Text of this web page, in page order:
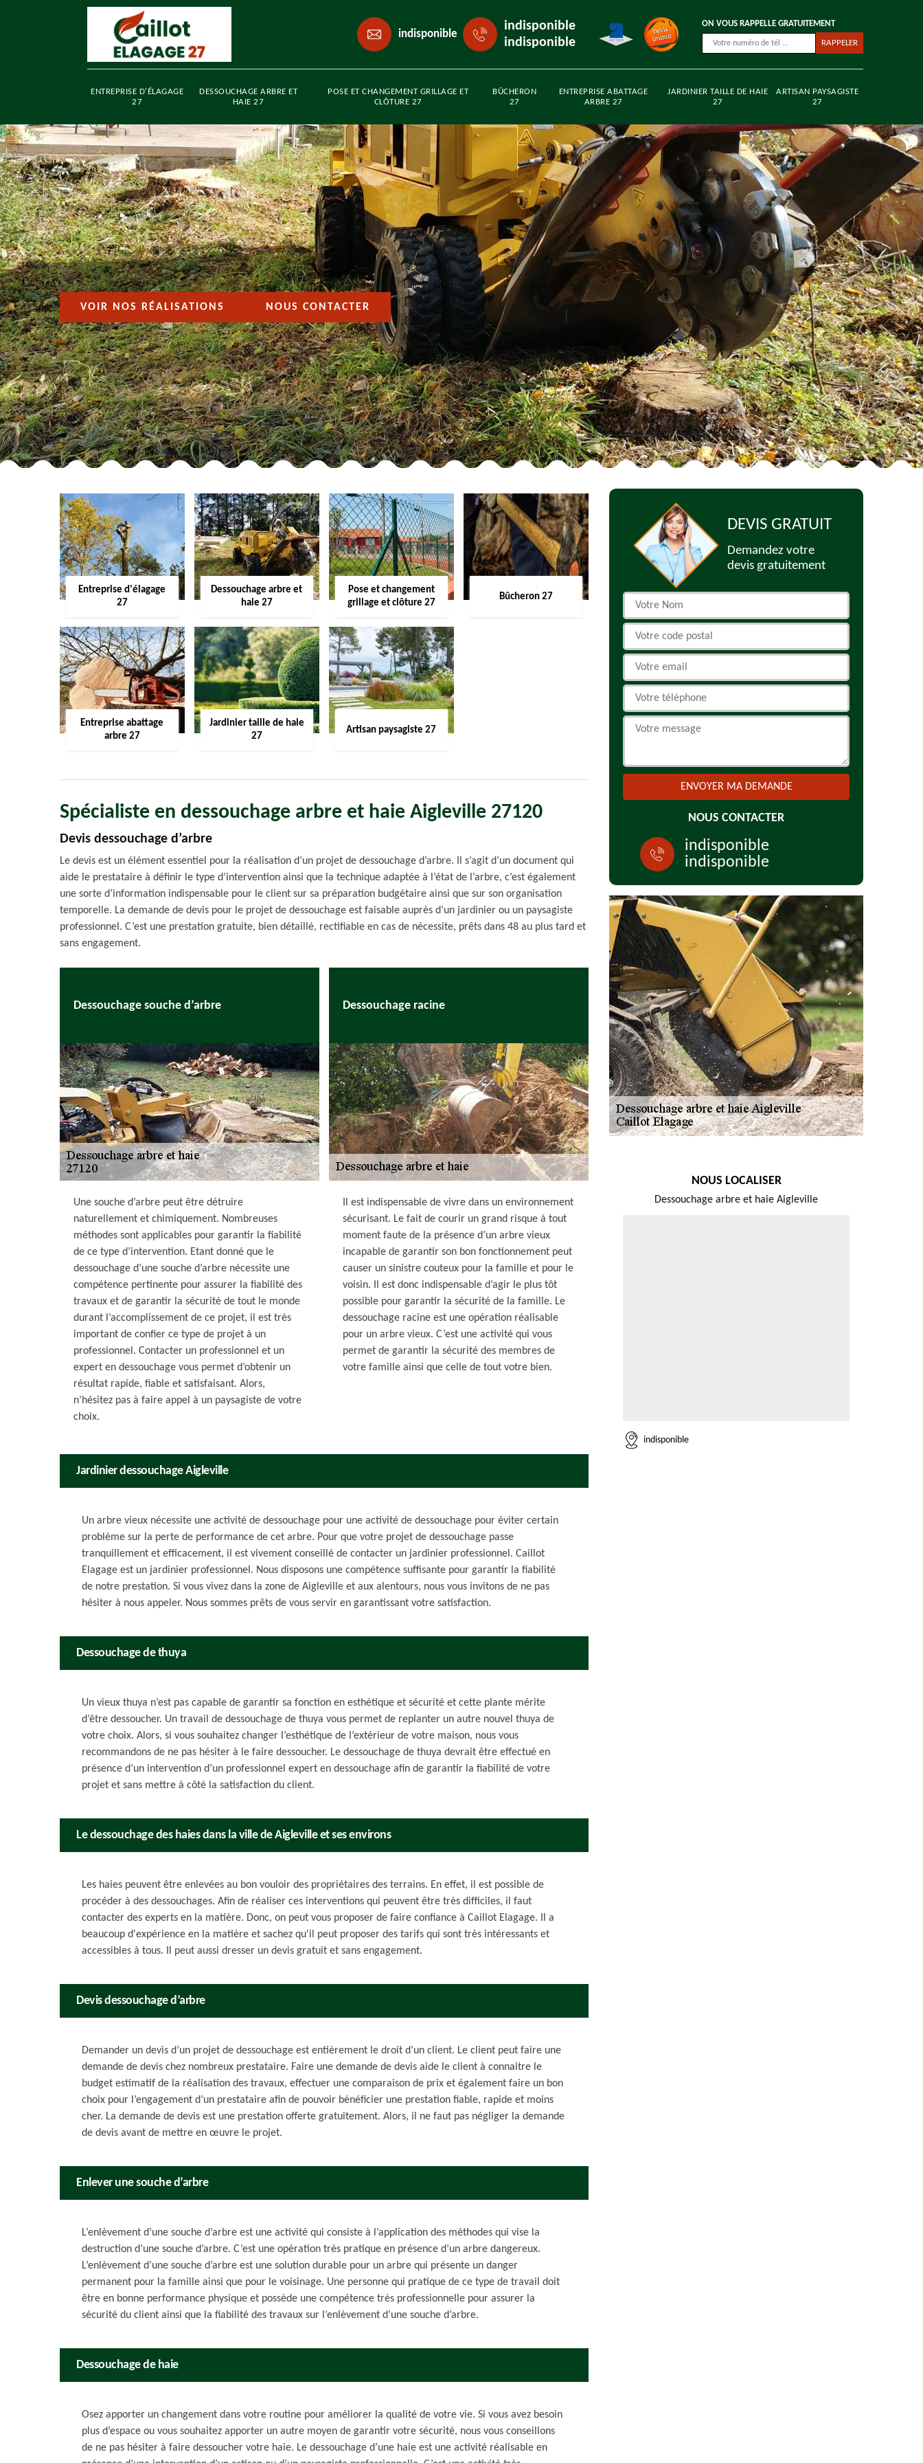
indisponible
indisponible
indisponible
ON VOUS RAPPELLE GRATUITEMENT
ENTREPRISE D'ÉLAGAGE
27
DESSOUCHAGE ARBRE ET
HAIE 27
POSE ET CHANGEMENT GRILLAGE ET
CLÔTURE 27
BÛCHERON
27
ENTREPRISE ABATTAGE
ARBRE 27
JARDINIER TAILLE DE HAIE
27
ARTISAN PAYSAGISTE
27
VOIR NOS RÉALISATIONS NOUS CONTACTER
Entreprise d'élagage
27
Dessouchage arbre et
haie 27
Pose et changement
grillage et clôture 27
Bûcheron 27
Entreprise abattage
arbre 27
Jardinier taille de haie
27
Artisan paysagiste 27
Spécialiste en dessouchage arbre et haie Aigleville 27120
Devis dessouchage d’arbre
Le devis est un élément essentiel pour la réalisation d’un projet de dessouchage d’arbre. Il s’agit d’un document qui
aide le prestataire à définir le type d’intervention ainsi que la technique adaptée à l’état de l’arbre, c’est également
une sorte d’information indispensable pour le client sur sa préparation budgétaire ainsi que sur son organisation
temporelle. La demande de devis pour le projet de dessouchage est faisable auprès d’un jardinier ou un paysagiste
professionnel. C’est une prestation gratuite, bien détaillé, rectifiable en cas de nécessite, prêts dans 48 au plus tard et
sans engagement.
Dessouchage souche d’arbre
Une souche d’arbre peut être détruire
naturellement et chimiquement. Nombreuses
méthodes sont applicables pour garantir la fiabilité
de ce type d’intervention. Etant donné que le
dessouchage d’une souche d’arbre nécessite une
compétence pertinente pour assurer la fiabilité des
travaux et de garantir la sécurité de tout le monde
durant l’accomplissement de ce projet, il est très
important de confier ce type de projet à un
professionnel. Contacter un professionnel et un
expert en dessouchage vous permet d’obtenir un
résultat rapide, fiable et satisfaisant. Alors,
n’hésitez pas à faire appel à un paysagiste de votre
choix.
Dessouchage racine
Il est indispensable de vivre dans un environnement
sécurisant. Le fait de courir un grand risque à tout
moment faute de la présence d’un arbre vieux
incapable de garantir son bon fonctionnement peut
causer un sinistre couteux pour la famille et pour le
voisin. Il est donc indispensable d’agir le plus tôt
possible pour garantir la sécurité de la famille. Le
dessouchage racine est une opération réalisable
pour un arbre vieux. C’est une activité qui vous
permet de garantir la sécurité des membres de
votre famille ainsi que celle de tout votre bien.
Jardinier dessouchage Aigleville
Un arbre vieux nécessite une activité de dessouchage pour une activité de dessouchage pour éviter certain
problème sur la perte de performance de cet arbre. Pour que votre projet de dessouchage passe
tranquillement et efficacement, il est vivement conseillé de contacter un jardinier professionnel. Caillot
Elagage est un jardinier professionnel. Nous disposons une compétence suffisante pour garantir la fiabilité
de notre prestation. Si vous vivez dans la zone de Aigleville et aux alentours, nous vous invitons de ne pas
hésiter à nous appeler. Nous sommes prêts de vous servir en garantissant votre satisfaction.
Dessouchage de thuya
Un vieux thuya n’est pas capable de garantir sa fonction en esthétique et sécurité et cette plante mérite
d’être dessoucher. Un travail de dessouchage de thuya vous permet de replanter un autre nouvel thuya de
votre choix. Alors, si vous souhaitez changer l’esthétique de l’extérieur de votre maison, nous vous
recommandons de ne pas hésiter à le faire dessoucher. Le dessouchage de thuya devrait être effectué en
présence d’un intervention d’un professionnel expert en dessouchage afin de garantir la fiabilité de votre
projet et sans mettre à côté la satisfaction du client.
Le dessouchage des haies dans la ville de Aigleville et ses environs
Les haies peuvent être enlevées au bon vouloir des propriétaires des terrains. En effet, il est possible de
procéder à des dessouchages. Afin de réaliser ces interventions qui peuvent être très difficiles, il faut
contacter des experts en la matière. Donc, on peut vous proposer de faire confiance à Caillot Elagage. Il a
beaucoup d'expérience en la matière et sachez qu'il peut proposer des tarifs qui sont très intéressants et
accessibles à tous. Il peut aussi dresser un devis gratuit et sans engagement.
Devis dessouchage d’arbre
Demander un devis d’un projet de dessouchage est entièrement le droit d’un client. Le client peut faire une
demande de devis chez nombreux prestataire. Faire une demande de devis aide le client à connaitre le
budget estimatif de la réalisation des travaux, effectuer une comparaison de prix et également faire un bon
choix pour l’engagement d’un prestataire afin de pouvoir bénéficier une prestation fiable, rapide et moins
cher. La demande de devis est une prestation offerte gratuitement. Alors, il ne faut pas négliger la demande
de devis avant de mettre en œuvre le projet.
Enlever une souche d’arbre
L’enlèvement d’une souche d’arbre est une activité qui consiste à l’application des méthodes qui vise la
destruction d’une souche d’arbre. C’est une opération très pratique en présence d’un arbre dangereux.
L’enlèvement d’une souche d’arbre est une solution durable pour un arbre qui présente un danger
permanent pour la famille ainsi que pour le voisinage. Une personne qui pratique de ce type de travail doit
être en bonne performance physique et possède une compétence très professionnelle pour assurer la
sécurité du client ainsi que la fiabilité des travaux sur l’enlèvement d’une souche d’arbre.
Dessouchage de haie
Osez apporter un changement dans votre routine pour améliorer la qualité de votre vie. Si vous avez besoin
plus d’espace ou vous souhaitez apporter un autre moyen de garantir votre sécurité, nous vous conseillons
de ne pas hésiter à faire dessoucher votre haie. Le dessouchage d’une haie est une activité réalisable en
DEVIS GRATUIT
Demandez votre
devis gratuitement
NOUS CONTACTER
indisponible
indisponible
NOUS LOCALISER
Dessouchage arbre et haie Aigleville
indisponible